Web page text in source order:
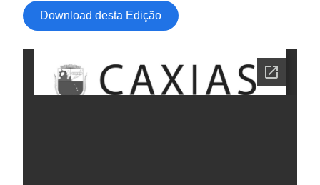
Download desta Edição